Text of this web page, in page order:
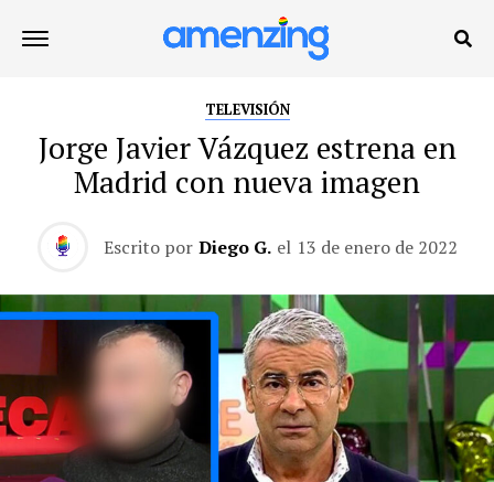
TELEVISIÓN
Jorge Javier Vázquez estrena en
Madrid con nueva imagen
Escrito por Diego G. el 13 de enero de 2022